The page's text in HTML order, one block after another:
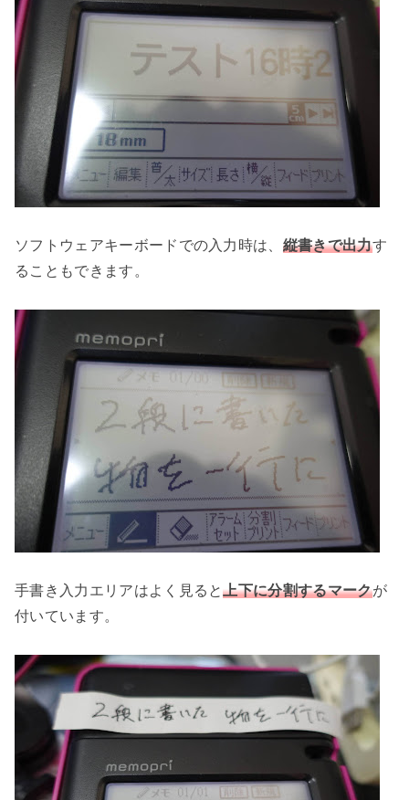
ソフトウェアキーボードでの入力時は、 縦書きで出力す
ることもできます。
手書き入力エリアはよく見ると上下に分割するマークが
付いています。